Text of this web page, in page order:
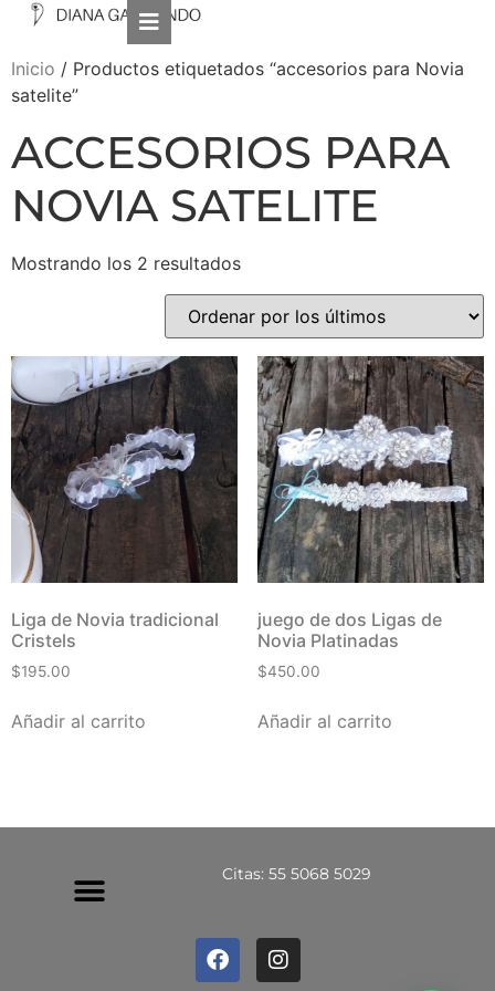
Inicio / Productos etiquetados “accesorios para Novia
satelite”
ACCESORIOS PARA
NOVIA SATELITE
Mostrando los 2 resultados
Liga de Novia tradicional
Cristels
$195.00
Añadir al carrito
juego de dos Ligas de
Novia Platinadas
$450.00
Añadir al carrito
Citas: 55 5068 5029